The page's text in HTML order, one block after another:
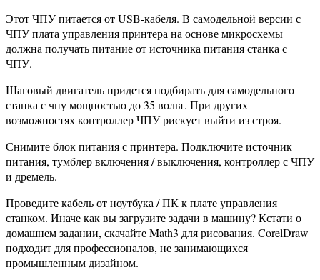
Этот ЧПУ питается от USB-кабеля. В самодельной версии с
ЧПУ плата управления принтера на основе микросхемы
должна получать питание от источника питания станка с
ЧПУ.
Шаговый двигатель придется подбирать для самодельного
станка с чпу мощностью до 35 вольт. При других
возможностях контроллер ЧПУ рискует выйти из строя.
Снимите блок питания с принтера. Подключите источник
питания, тумблер включения / выключения, контроллер с ЧПУ
и дремель.
Проведите кабель от ноутбука / ПК к плате управления
станком. Иначе как вы загрузите задачи в машину? Кстати о
домашнем задании, скачайте Math3 для рисования. CorelDraw
подходит для профессионалов, не занимающихся
промышленным дизайном.